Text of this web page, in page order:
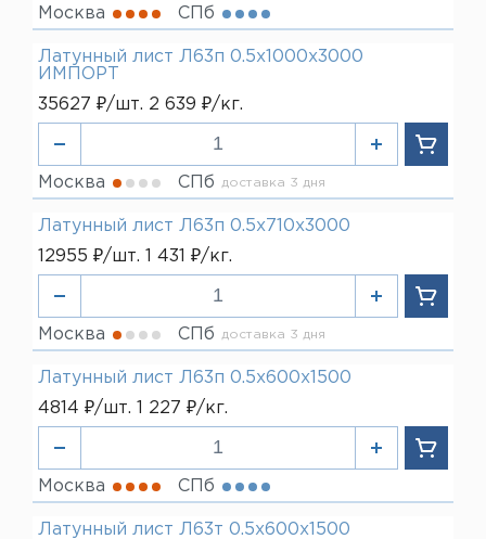
30 мм
Москва СПб
Латунный лист Л63п 0.5х1000х3000
ИМПОРТ
35627 ₽/шт. 2 639 ₽/кг.
Москва СПб доставка 3 дня
Латунный лист Л63п 0.5х710х3000
12955 ₽/шт. 1 431 ₽/кг.
Москва СПб доставка 3 дня
Латунный лист Л63п 0.5х600х1500
4814 ₽/шт. 1 227 ₽/кг.
Москва СПб
Латунный лист Л63т 0.5х600х1500